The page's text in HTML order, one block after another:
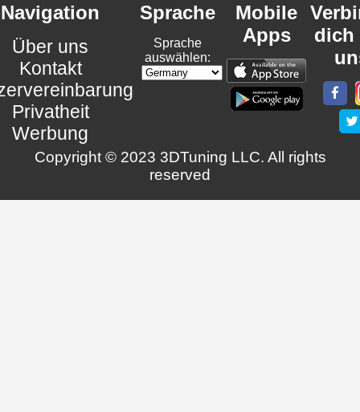
Navigation
Über uns
Kontakt
Privatheit
Werbung
Sprache
Sprache
auswählen:
Mobile
Apps
dich
Copyright © 2023 3DTuning LLC. All rights
reserved